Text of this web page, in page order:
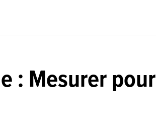
: Mesurer pour